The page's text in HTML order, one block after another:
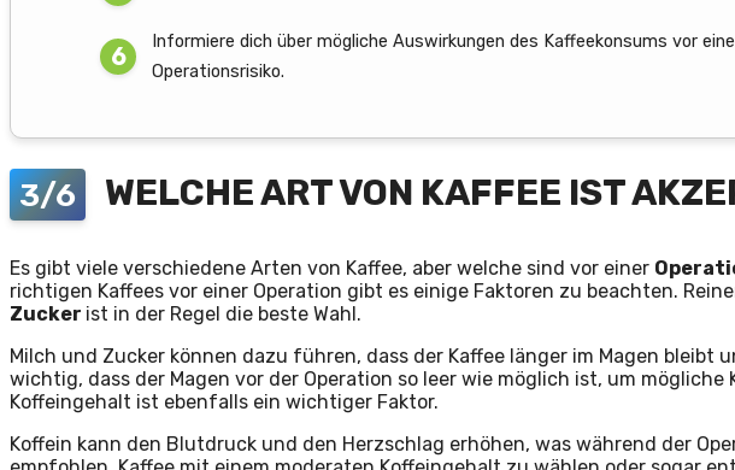
Informiere dich über mögliche Auswirkungen des Kaffeekonsums vor
Operationsrisiko.
3/6 WELCHE ART VON KAFFEE IST
Es gibt viele verschiedene Arten von Kaffee, aber welche sind vor einer
richtigen Kaffees vor einer Operation gibt es einige Faktoren zu beachten.
Zucker ist in der Regel die beste Wahl.
Milch und Zucker können dazu führen, dass der Kaffee länger im Magen bleibt
wichtig, dass der Magen vor der Operation so leer wie möglich ist, um mögliche
Koffeingehalt ist ebenfalls ein wichtiger Faktor.
Koffein kann den Blutdruck und den Herzschlag erhöhen, was während der